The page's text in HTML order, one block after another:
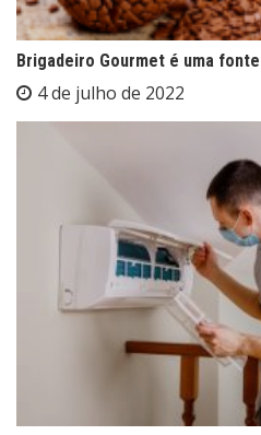
Brigadeiro Gourmet é uma
4 de julho de 2022